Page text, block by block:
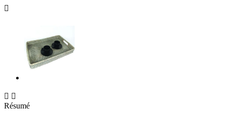

 
Résumé